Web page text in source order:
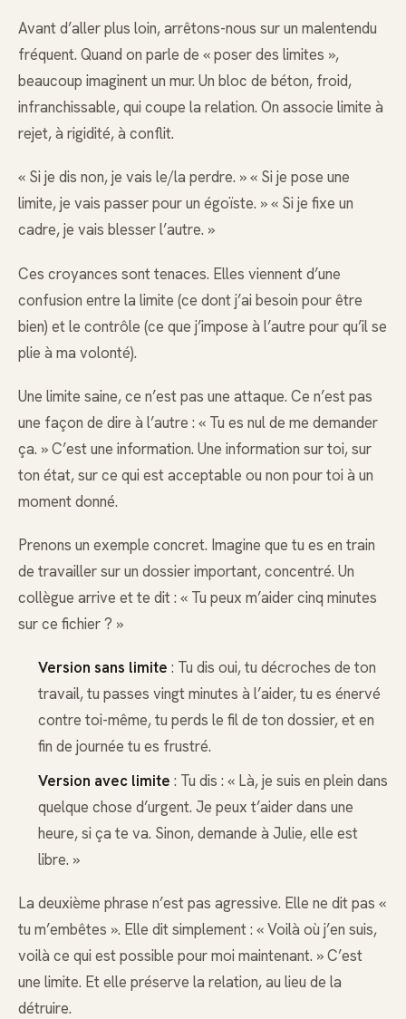
Avant d’aller plus loin, arrêtons-nous sur un malentendu
fréquent. Quand on parle de « poser des limites »,
beaucoup imaginent un mur. Un bloc de béton, froid,
infranchissable, qui coupe la relation. On associe limite à
rejet, à rigidité, à conflit.
« Si je dis non, je vais le/la perdre. » « Si je pose une
limite, je vais passer pour un égoïste. » « Si je fixe un
cadre, je vais blesser l’autre. »
Ces croyances sont tenaces. Elles viennent d’une
confusion entre la limite (ce dont j’ai besoin pour être
bien) et le contrôle (ce que j’impose à l’autre pour qu’il se
plie à ma volonté).
Une limite saine, ce n’est pas une attaque. Ce n’est pas
une façon de dire à l’autre : « Tu es nul de me demander
ça. » C’est une information. Une information sur toi, sur
ton état, sur ce qui est acceptable ou non pour toi à un
moment donné.
Prenons un exemple concret. Imagine que tu es en train
de travailler sur un dossier important, concentré. Un
collègue arrive et te dit : « Tu peux m’aider cinq minutes
sur ce fichier ? »
Version sans limite : Tu dis oui, tu décroches de ton
travail, tu passes vingt minutes à l’aider, tu es énervé
contre toi-même, tu perds le fil de ton dossier, et en
fin de journée tu es frustré.
Version avec limite : Tu dis : « Là, je suis en plein dans
quelque chose d’urgent. Je peux t’aider dans une
heure, si ça te va. Sinon, demande à Julie, elle est
libre. »
La deuxième phrase n’est pas agressive. Elle ne dit pas «
tu m’embêtes ». Elle dit simplement : « Voilà où j’en suis,
voilà ce qui est possible pour moi maintenant. » C’est
une limite. Et elle préserve la relation, au lieu de la
détruire.